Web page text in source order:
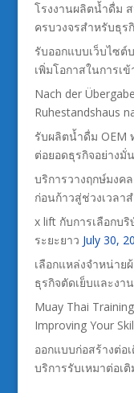
โรงงานผลิตน้ำดื่ม
ครบวงจรสำหรับธุร
รับออกแบบเว็บไซต์
เพิ่มโอกาสในการเ
Nach der
Ruhestandshaus
รับผลิตน้ำดื่ม OEM
ต่อยอดธุรกิจอย่างมั่
บริการวางฤกษ์มงค
ก่อนก้าวสู่ช่วงเวลา
x lift กับการเลือกบ
ระยะยาว July 30,
เลือกแหล่งจำหน่า
ธุรกิจตัดเย็บและงา
Muay Thai
Improving Your
ออกแบบก่อสร้างต่อ
บริการรับเหมาต่อเ